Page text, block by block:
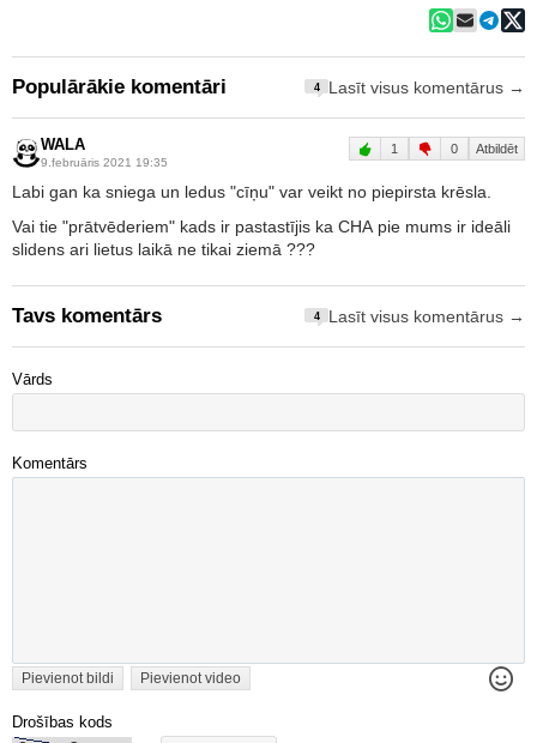
Populārākie komentāri 4 Lasīt visus komentārus →
WALA
9.februāris 2021 19:35
1 0 Atbildēt
Labi gan ka sniega un ledus "cīņu" var veikt no piepirsta krēsla.
Vai tie "prātvēderiem" kads ir pastastījis ka CHA pie mums ir ideāli
slidens ari lietus laikā ne tikai ziemā ???
Tavs komentārs 4 Lasīt visus komentārus →
Vārds
Komentārs
Pievienot bildi Pievienot video
Drošības kods